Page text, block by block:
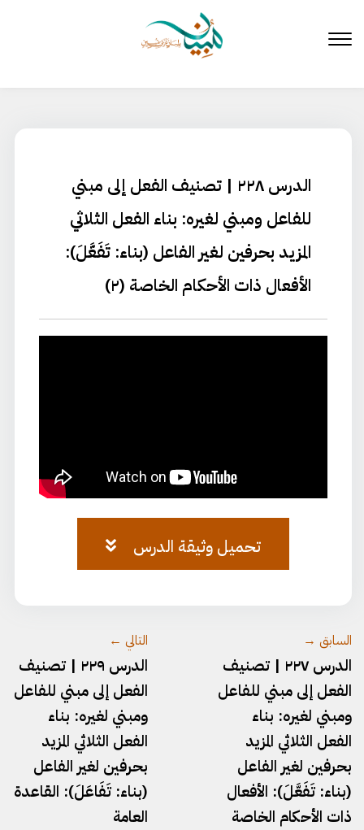
المحتوى
الدرس ٢٢٨ | تصنيف الفعل إلى مبني
للفاعل ومبني لغيره: بناء الفعل الثلاثي
المزيد بحرفين لغير الفاعل (بناء: تَفَعَّلَ):
الأفعال ذات الأحكام الخاصة (٢)
تحميل وثيقة الدرس
السابق →
الدرس ٢٢٧ | تصنيف
الفعل إلى مبني للفاعل
ومبني لغيره: بناء
الفعل الثلاثي المزيد
بحرفين لغير الفاعل
(بناء: تَفَعَّلَ): الأفعال
ذات الأحكام الخاصة
التالي ←
الدرس ٢٢٩ | تصنيف
الفعل إلى مبني للفاعل
ومبني لغيره: بناء
الفعل الثلاثي المزيد
بحرفين لغير الفاعل
(بناء: تَفَاعَلَ): القاعدة
العامة